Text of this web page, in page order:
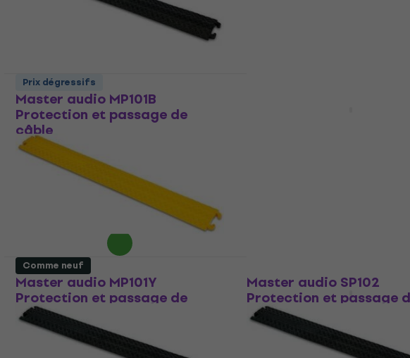
Master audio MP101B
Protection et passage de
câble
Protection et passage de câble
avec le code MUZMUZ-5
Prix dégressifs
Master audio MP101Y
Protection et passage de
câble
Protection et passage de câble
Master audio SP102
Protection et passage
câble
Protection et passage de câble
Comme neuf